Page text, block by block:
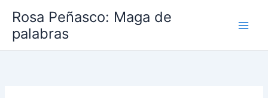
contenido
Rosa Peñasco: Maga de
palabras